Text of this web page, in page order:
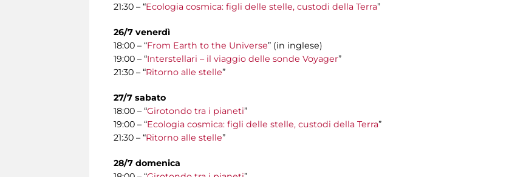
21:30 – “Ecologia cosmica: figli delle stelle, custodi della Terra”
26/7 venerdì
18:00 – “From Earth to the Universe” (in inglese)
19:00 – “Interstellari – il viaggio delle sonde Voyager”
21:30 – “Ritorno alle stelle”
27/7 sabato
18:00 – “Girotondo tra i pianeti”
19:00 – “Ecologia cosmica: figli delle stelle, custodi della Terra”
21:30 – “Ritorno alle stelle”
28/7 domenica